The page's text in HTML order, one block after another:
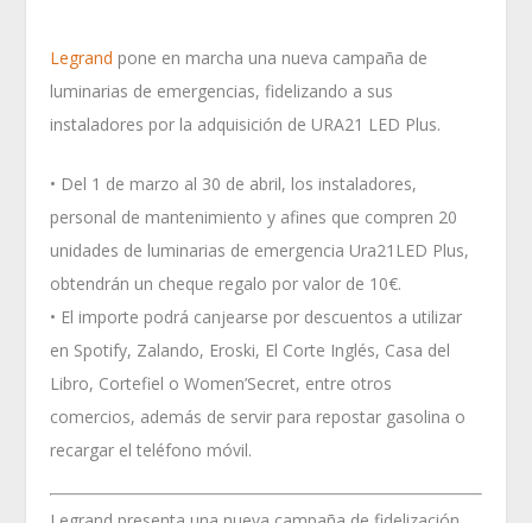
Legrand pone en marcha una nueva campaña de
luminarias de emergencias, fidelizando a sus
instaladores por la adquisición de URA21 LED Plus.
• Del 1 de marzo al 30 de abril, los instaladores,
personal de mantenimiento y afines que compren 20
unidades de luminarias de emergencia Ura21LED Plus,
obtendrán un cheque regalo por valor de 10€.
• El importe podrá canjearse por descuentos a utilizar
en Spotify, Zalando, Eroski, El Corte Inglés, Casa del
Libro, Cortefiel o Women’Secret, entre otros
comercios, además de servir para repostar gasolina o
recargar el teléfono móvil.